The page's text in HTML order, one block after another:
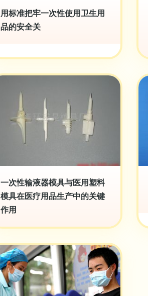
用标准把牢一次性使用卫生用
品的安全关
一次性输液器模具与医用塑料
模具在医疗用品生产中的关键
作用